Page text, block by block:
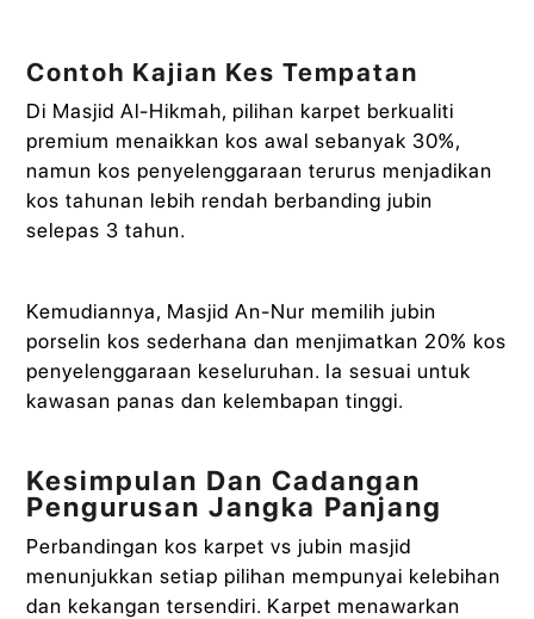
Contoh Kajian Kes Tempatan
Di Masjid Al-Hikmah, pilihan karpet berkualiti
premium menaikkan kos awal sebanyak 30%,
namun kos penyelenggaraan terurus menjadikan
kos tahunan lebih rendah berbanding jubin
selepas 3 tahun.
Kemudiannya, Masjid An-Nur memilih jubin
porselin kos sederhana dan menjimatkan 20% kos
penyelenggaraan keseluruhan. Ia sesuai untuk
kawasan panas dan kelembapan tinggi.
Kesimpulan Dan Cadangan
Pengurusan Jangka Panjang
Perbandingan kos karpet vs jubin masjid
menunjukkan setiap pilihan mempunyai kelebihan
dan kekangan tersendiri. Karpet menawarkan